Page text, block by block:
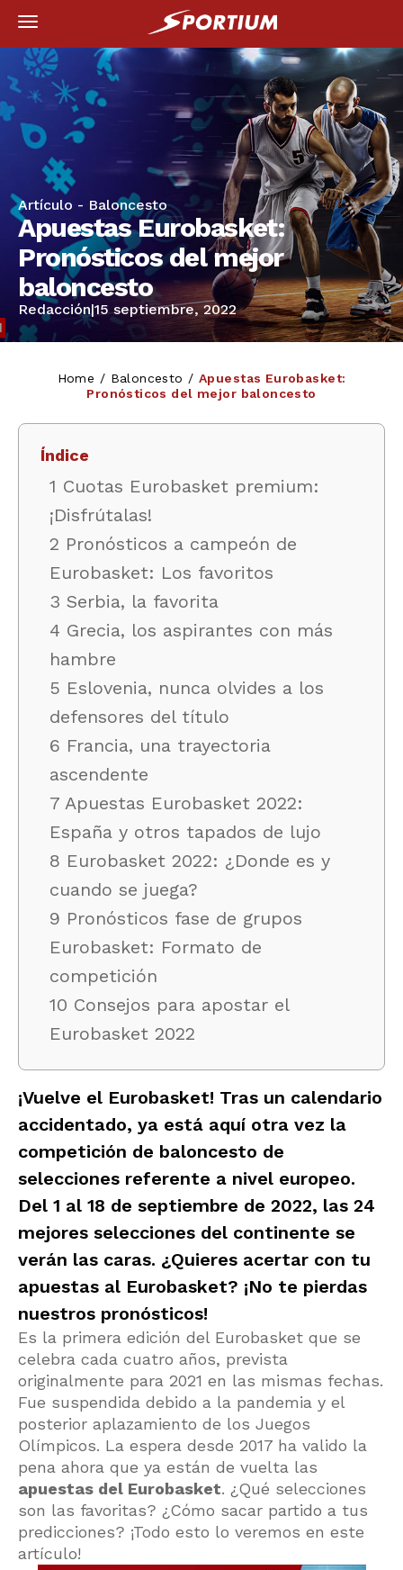
Artículo - Baloncesto
Apuestas Eurobasket:
Pronósticos del mejor
baloncesto
Redacción|15 septiembre, 2022
Home / Baloncesto / Apuestas Eurobasket:
Pronósticos del mejor baloncesto
¡Vuelve el Eurobasket! Tras un calendario
accidentado, ya está aquí otra vez la
competición de baloncesto de
selecciones referente a nivel europeo.
Del 1 al 18 de septiembre de 2022, las 24
mejores selecciones del continente se
verán las caras. ¿Quieres acertar con tu
apuestas al Eurobasket? ¡No te pierdas
nuestros pronósticos!
Índice
1 Cuotas Eurobasket premium:
¡Disfrútalas!
2 Pronósticos a campeón de
Eurobasket: Los favoritos
3 Serbia, la favorita
4 Grecia, los aspirantes con más
hambre
5 Eslovenia, nunca olvides a los
defensores del título
6 Francia, una trayectoria
ascendente
7 Apuestas Eurobasket 2022:
España y otros tapados de lujo
8 Eurobasket 2022: ¿Donde es y
cuando se juega?
9 Pronósticos fase de grupos
Eurobasket: Formato de
competición
10 Consejos para apostar el
Eurobasket 2022
Es la primera edición del Eurobasket que se
celebra cada cuatro años, prevista
originalmente para 2021 en las mismas fechas.
Fue suspendida debido a la pandemia y el
posterior aplazamiento de los Juegos
Olímpicos. La espera desde 2017 ha valido la
pena ahora que ya están de vuelta las
apuestas del Eurobasket. ¿Qué selecciones
son las favoritas? ¿Cómo sacar partido a tus
predicciones? ¡Todo esto lo veremos en este
artículo!